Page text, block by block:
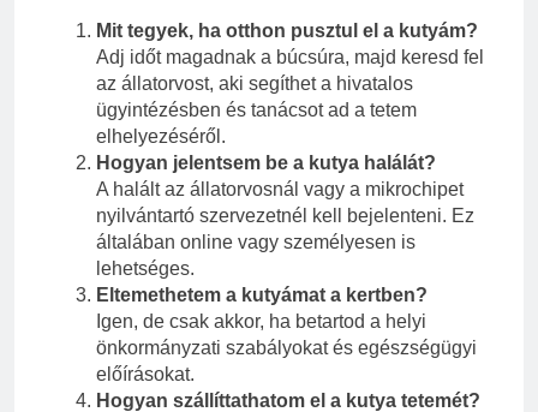
Mit tegyek, ha otthon pusztul el a kutyám?
Adj időt magadnak a búcsúra, majd keresd fel
az állatorvost, aki segíthet a hivatalos
ügyintézésben és tanácsot ad a tetem
elhelyezéséről.
Hogyan jelentsem be a kutya halálát?
A halált az állatorvosnál vagy a mikrochipet
nyilvántartó szervezetnél kell bejelenteni. Ez
általában online vagy személyesen is
lehetséges.
Eltemethetem a kutyámat a kertben?
Igen, de csak akkor, ha betartod a helyi
önkormányzati szabályokat és egészségügyi
előírásokat.
Hogyan szállíttathatom el a kutya tetemét?